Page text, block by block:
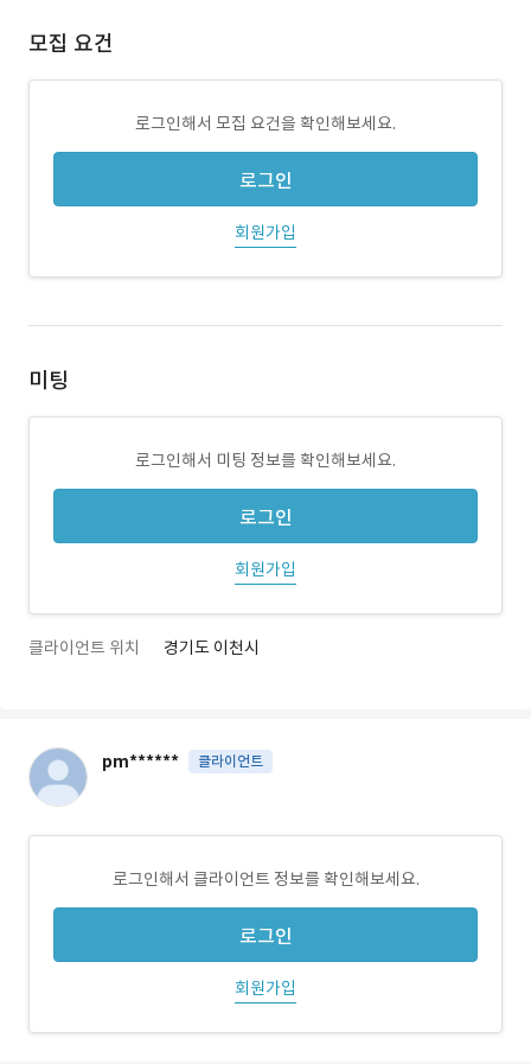
모집 요건
로그인해서 모집 요건을 확인해보세요.
로그인
회원가입
미팅
로그인해서 미팅 정보를 확인해보세요.
로그인
회원가입
클라이언트 위치 경기도 이천시
pm****** 클라이언트
로그인해서 클라이언트 정보를 확인해보세요.
로그인
회원가입